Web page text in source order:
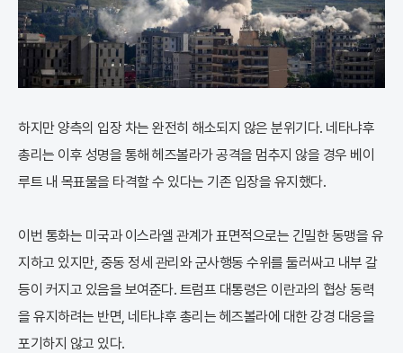
하지만 양측의 입장 차는 완전히 해소되지 않은 분위기다. 네타냐후
총리는 이후 성명을 통해 헤즈볼라가 공격을 멈추지 않을 경우 베이
루트 내 목표물을 타격할 수 있다는 기존 입장을 유지했다.
이번 통화는 미국과 이스라엘 관계가 표면적으로는 긴밀한 동맹을 유
지하고 있지만, 중동 정세 관리와 군사행동 수위를 둘러싸고 내부 갈
등이 커지고 있음을 보여준다. 트럼프 대통령은 이란과의 협상 동력
을 유지하려는 반면, 네타냐후 총리는 헤즈볼라에 대한 강경 대응을
포기하지 않고 있다.